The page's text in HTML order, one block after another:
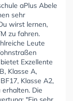
aPlus Abele
sehr
wirst lernen,
zu fahren.
Leute
Exzellente
Klasse A,
Klasse A2,
Die